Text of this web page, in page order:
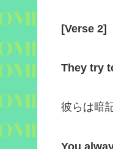
[Verse 2]
They try
彼らは暗
You